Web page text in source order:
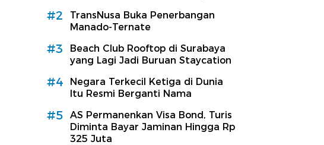
#2
TransNusa Buka Penerbangan
Manado-Ternate
#3
Beach Club Rooftop di Surabaya
yang Lagi Jadi Buruan Staycation
#4
Negara Terkecil Ketiga di Dunia
Itu Resmi Berganti Nama
#5
AS Permanenkan Visa Bond, Turis
Diminta Bayar Jaminan Hingga Rp
325 Juta